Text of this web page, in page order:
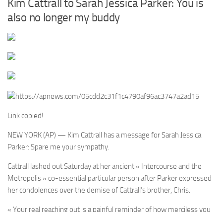
Kim Cattrall to Sarah Jessica Parker: You is
also no longer my buddy
https://apnews.com/05cdd2c31f1c4790af96ac3747a2ad15
Link copied!
NEW YORK (AP) — Kim Cattrall has a message for Sarah Jessica
Parker: Spare me your sympathy.
Cattrall lashed out Saturday at her ancient « Intercourse and the
Metropolis » co-essential particular person after Parker expressed
her condolences over the demise of Cattrall’s brother, Chris.
« Your real reaching out is a painful reminder of how merciless you